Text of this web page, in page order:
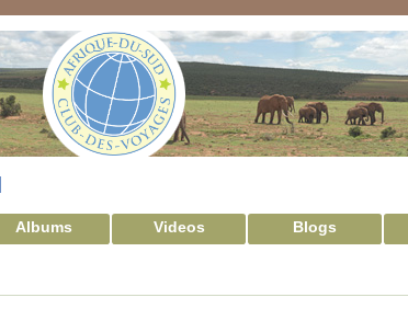
Albums Videos Blogs